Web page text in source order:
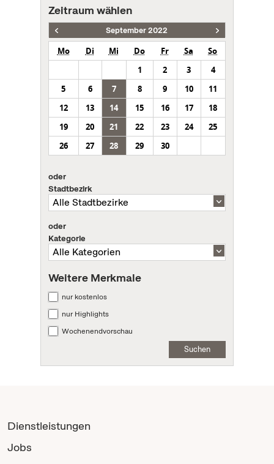
Zeitraum wählen
September 2022
Mo Di Mi Do Fr Sa
So
1
2 3
4
5
6 7 8 9 10
11
12
13 14 15 16 17
18
19
20 21 22 23 24
25
26
27 28 29 30
oder
Stadtbezirk
oder
Kategorie
Weitere Merkmale
nur kostenlos
nur Highlights
Wochenendvorschau
Suchen
Dienstleistungen
Jobs